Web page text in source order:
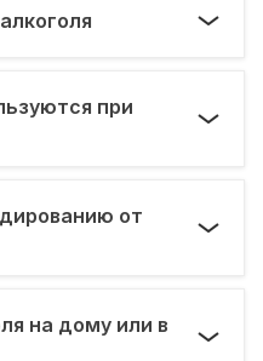
при
от
на дому или в